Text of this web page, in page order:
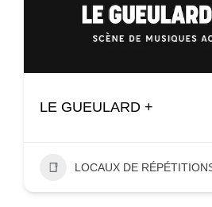
LE GUEULARD +
LOCAUX DE